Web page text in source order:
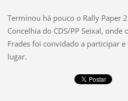
Terminou há pouco o Rally Paper
Concelhia do CDS/PP Seixal,
Frades foi convidado a participar
lugar.